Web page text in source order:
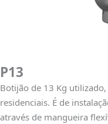
P13
Botijão de 13 Kg
residenciais. É de
através de mangueira